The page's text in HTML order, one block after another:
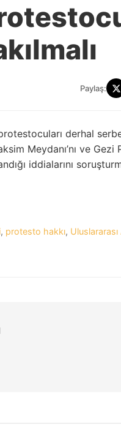
Paylaş:
derhal
Meydanı’nı ve Gezi
iddialarını
, protesto hakkı,